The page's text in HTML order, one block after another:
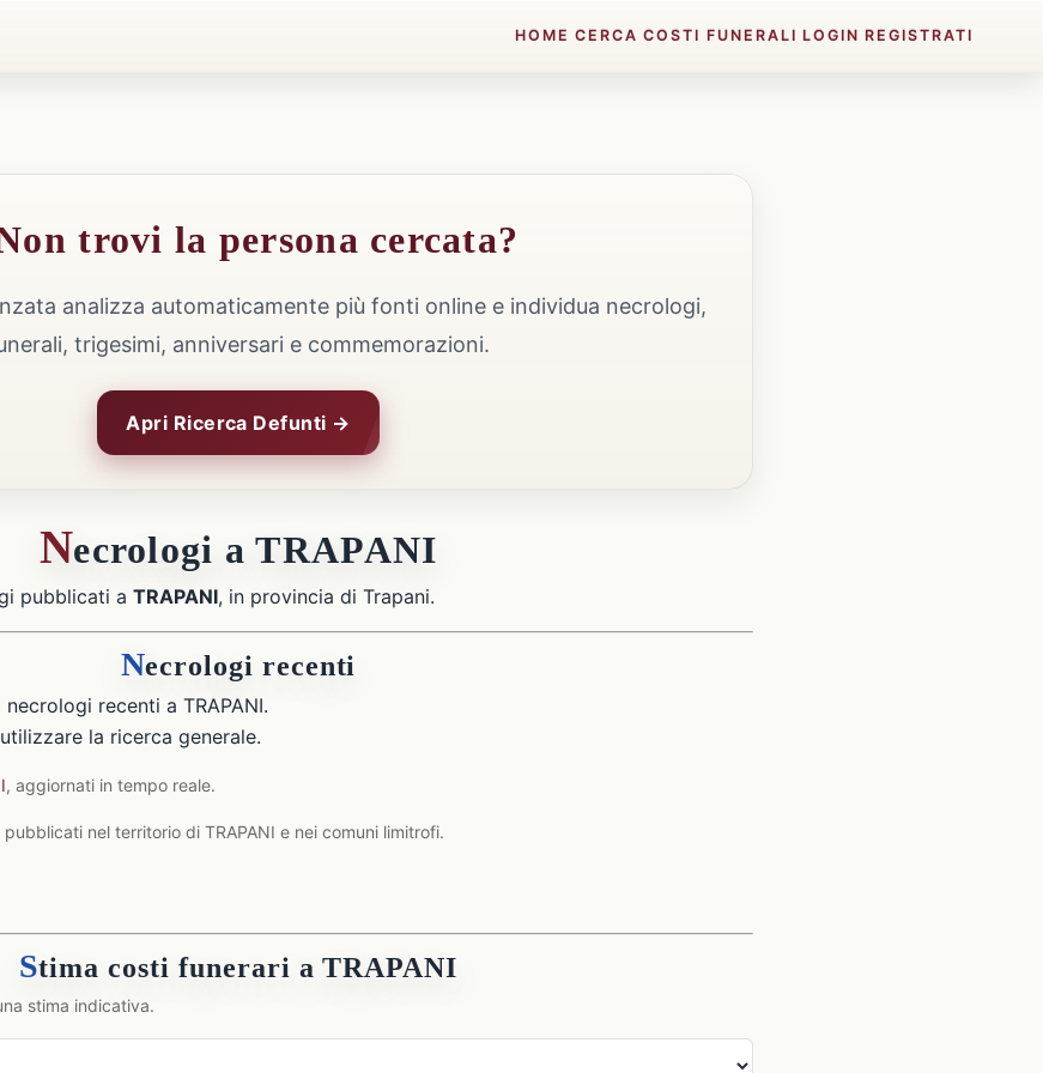
HOME CERCA COSTI FUNERALI LOGIN REGISTRATI
trovi la persona cercata?
analizza automaticamente più fonti online e individua necrologi,
trigesimi, anniversari e commemorazioni.
Apri Ricerca Defunti →
Necrologi a TRAPANI
pubblicati a TRAPANI, in provincia di Trapani.
Necrologi recenti
recenti a TRAPANI.
la ricerca generale.
, aggiornati in tempo reale.
nel territorio di TRAPANI e nei comuni limitrofi.
Stima costi funerari a TRAPANI
stima indicativa.